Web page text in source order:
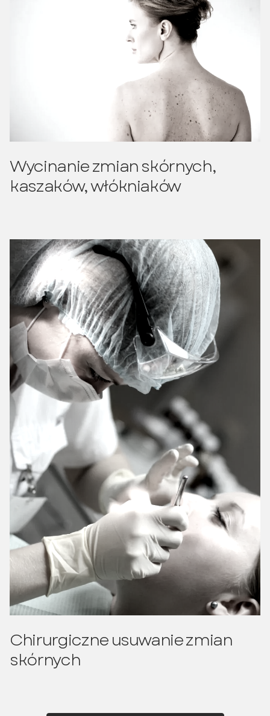
Wycinanie zmian skórnych,
kaszaków, włókniaków
Chirurgiczne usuwanie zmian
skórnych